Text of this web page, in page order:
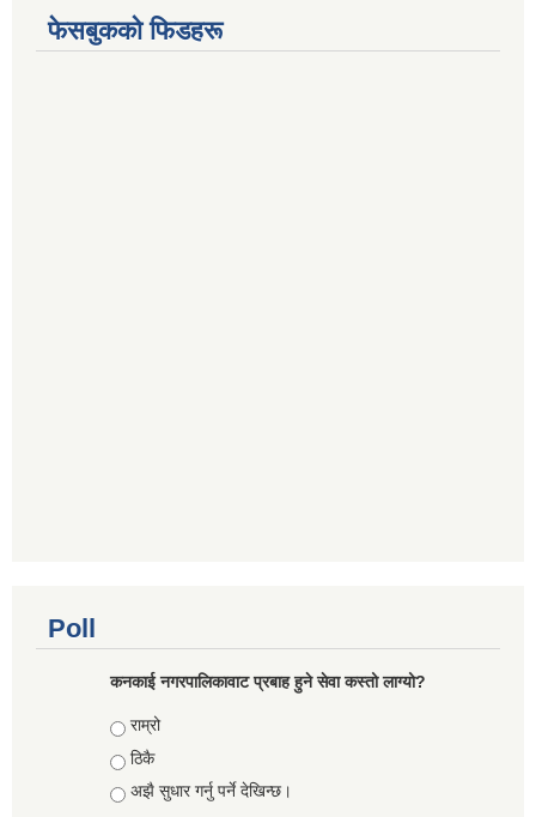
फेसबुकको फिडहरू
Poll
कनकाई नगरपालिकावाट प्रबाह हुने सेवा कस्तो लाग्यो?
Choices
राम्रो
ठिकै
अझै सुधार गर्नु पर्ने देखिन्छ।